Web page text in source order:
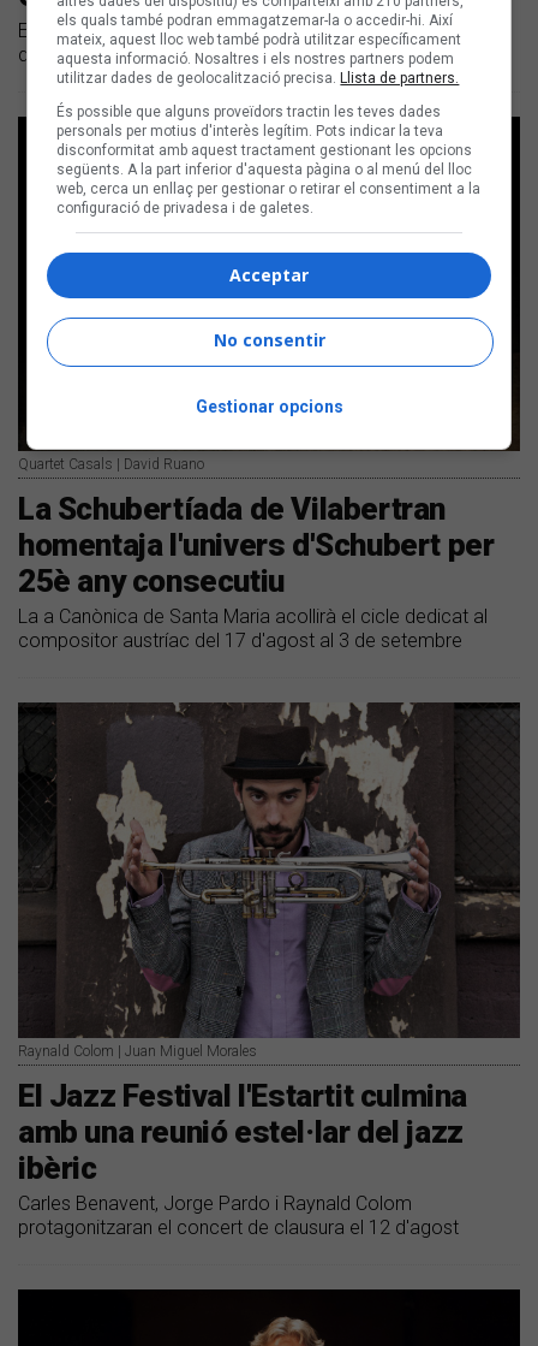
El certamen programarà música clàssica catalana a
diversos espais de la ciutat entre el 22 de març i l'1 d'abril
Quartet Casals | David Ruano
La Schubertíada de Vilabertran
homentaja l'univers d'Schubert per
25è any consecutiu
La a Canònica de Santa Maria acollirà el cicle dedicat al
compositor austríac del 17 d'agost al 3 de setembre
Raynald Colom | Juan Miguel Morales
El Jazz Festival l'Estartit culmina
amb una reunió estel·lar del jazz
ibèric
Carles Benavent, Jorge Pardo i Raynald Colom
protagonitzaran el concert de clausura el 12 d'agost
els quals també podran emmagatzemar-la o accedir-hi. Així
mateix, aquest lloc web també podrà utilitzar específicament
aquesta informació. Nosaltres i els nostres partners podem
utilitzar dades de geolocalització precisa. Llista de partners.
És possible que alguns proveïdors tractin les teves dades
personals per motius d'interès legítim. Pots indicar la teva
disconformitat amb aquest tractament gestionant les opcions
següents. A la part inferior d'aquesta pàgina o al menú del lloc
web, cerca un enllaç per gestionar o retirar el consentiment a la
configuració de privadesa i de galetes.
Acceptar
No consentir
Gestionar opcions